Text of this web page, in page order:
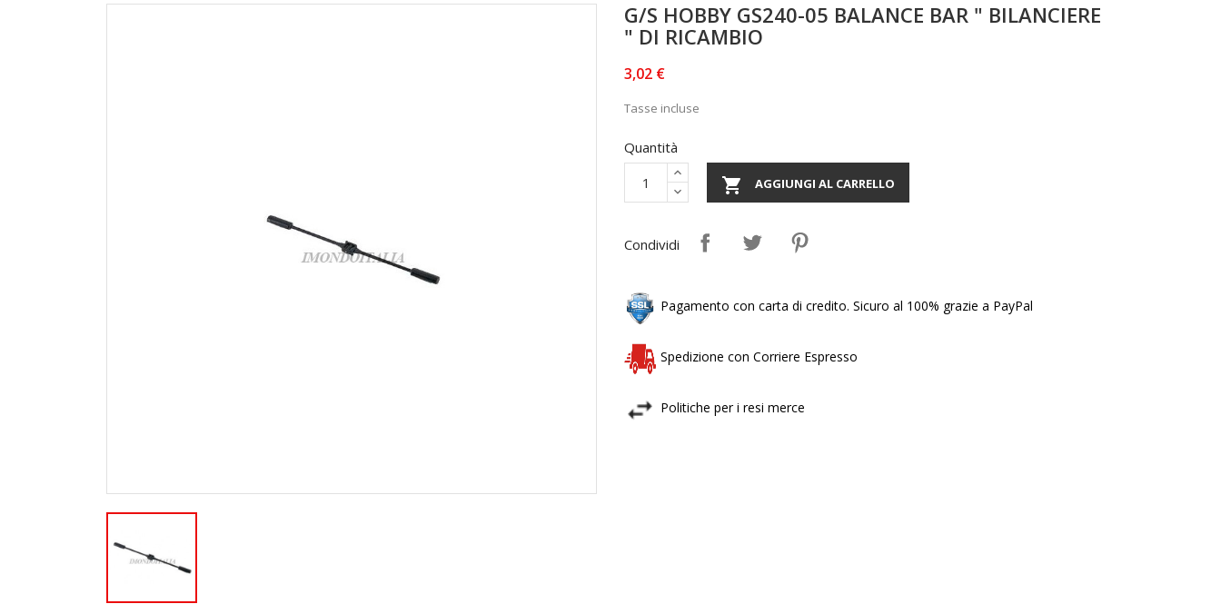
G/S HOBBY GS240-05 BALANCE BAR " BILANCIERE
" DI RICAMBIO
3,02 €
Tasse incluse
Quantità
 AGGIUNGI AL CARRELLO
Condividi
Pagamento con carta di credito. Sicuro al 100% grazie a PayPal
Spedizione con Corriere Espresso
Politiche per i resi merce